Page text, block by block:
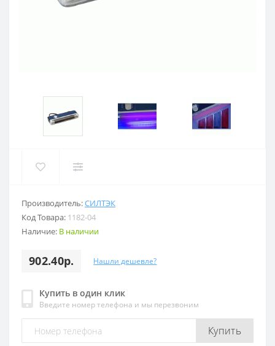
Производитель:СИЛТЭК
Код Товара: 1182-04
Наличие: В наличии
902.40р. Нашли дешевле?
Купить в один клик
Введите номер телефона и мы перезвоним
Купить